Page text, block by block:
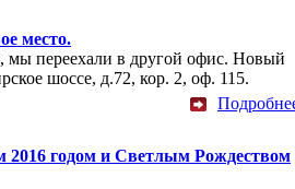
место.
мы переехали в другой офис. Новый
шоссе, д.72, кор. 2, оф. 115.
2016 годом и Светлым Рождеством